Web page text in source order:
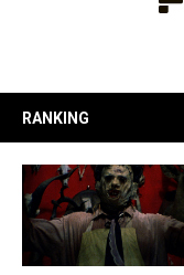
RANKING